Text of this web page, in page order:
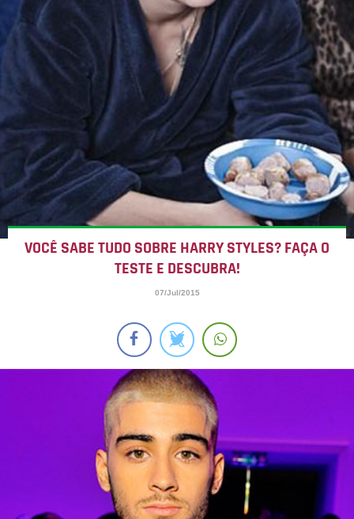
VOCÊ SABE TUDO SOBRE HARRY STYLES? FAÇA O
TESTE E DESCUBRA!
07/Jul/2015